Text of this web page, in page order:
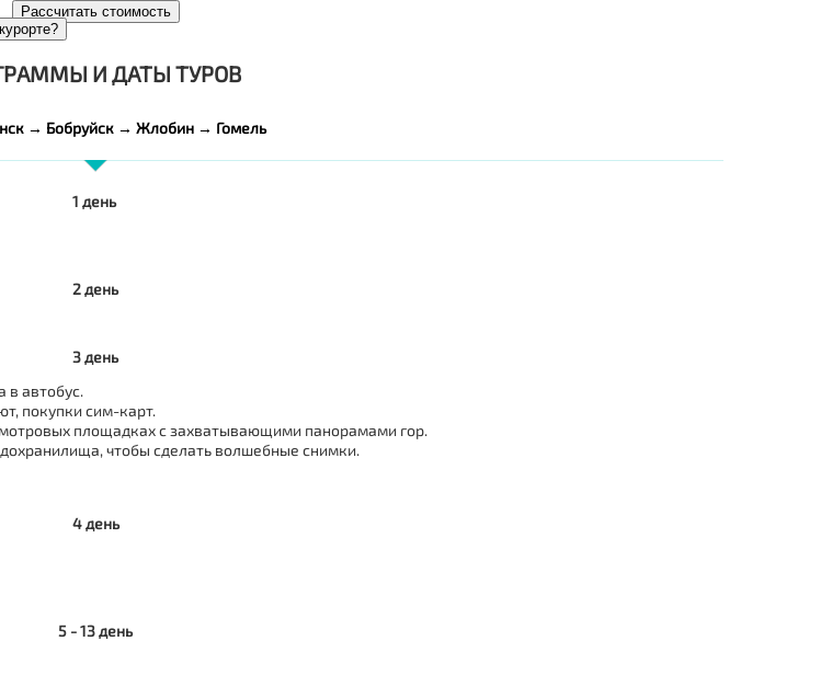
Рассчитать стоимость
И ДАТЫ ТУРОВ
→ Бобруйск → Жлобин → Гомель
1 день
2 день
3 день
в автобус.
покупки сим-карт.
площадках с захватывающими панорамами гор.
чтобы сделать волшебные снимки.
4 день
5 - 13 день